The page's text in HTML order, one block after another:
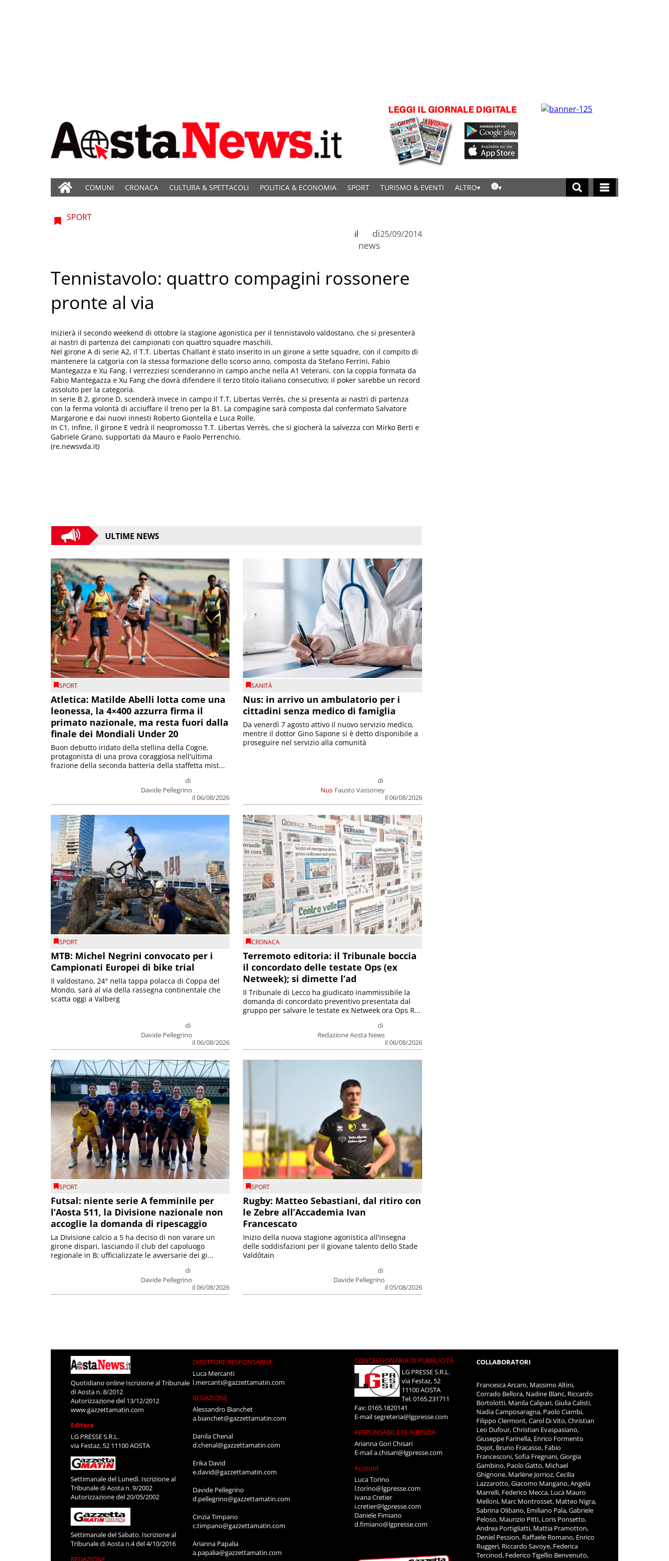
COMUNI CRONACA CULTURA & SPETTACOLI POLITICA & ECONOMIA SPORT TURISMO & EVENTI ALTRO
SPORT
di
news
il 25/09/2014
Tennistavolo: quattro compagini rossonere
pronte al via
Inizierà il secondo weekend di ottobre la stagione agonistica per il tennistavolo valdostano, che si presenterà
ai nastri di partenza dei campionati con quattro squadre maschili.
Nel girone A di serie A2, il T.T. Libertas Challant è stato inserito in un girone a sette squadre, con il compito di
mantenere la catgoria con la stessa formazione dello scorso anno, composta da Stefano Ferrini, Fabio
Mantegazza e Xu Fang. I verrezziesi scenderanno in campo anche nella A1 Veterani, con la coppia formata da
Fabio Mantegazza e Xu Fang che dovrà difendere il terzo titolo italiano consecutivo; il poker sarebbe un record
assoluto per la categoria.
In serie B 2, girone D, scenderà invece in campo il T.T. Libertas Verrès, che si presenta ai nastri di partenza
con la ferma volontà di acciuffare il treno per la B1. La compagine sarà composta dal confermato Salvatore
Margarone e dai nuovi innesti Roberto Giontella e Luca Rolle.
In C1, infine, il girone E vedrà il neopromosso T.T. Libertas Verrès, che si giocherà la salvezza con Mirko Berti e
Gabriele Grano, supportati da Mauro e Paolo Perrenchio.
(re.newsvda.it)
ULTIME NEWS
SPORT
Atletica: Matilde Abelli lotta come una
leonessa, la 4×400 azzurra firma il
primato nazionale, ma resta fuori dalla
finale dei Mondiali Under 20
di
Davide Pellegrino
il 06/08/2026
Buon debutto iridato della stellina della Cogne,
protagonista di una prova coraggiosa nell'ultima
frazione della seconda batteria della staffetta mist...
SANITÀ
Nus: in arrivo un ambulatorio per i
cittadini senza medico di famiglia
Nus
di
Fausto Vassoney
il 06/08/2026
Da venerdì 7 agosto attivo il nuovo servizio medico,
mentre il dottor Gino Sapone si è detto disponibile a
proseguire nel servizio alla comunità
SPORT
MTB: Michel Negrini convocato per i
Campionati Europei di bike trial
di
Davide Pellegrino
il 06/08/2026
Il valdostano, 24° nella tappa polacca di Coppa del
Mondo, sarà al via della rassegna continentale che
scatta oggi a Valberg
CRONACA
Terremoto editoria: il Tribunale boccia
il concordato delle testate Ops (ex
Netweek); si dimette l’ad
di
Redazione Aosta News
il 06/08/2026
Il Tribunale di Lecco ha giudicato inammissibile la
domanda di concordato preventivo presentata dal
gruppo per salvare le testate ex Netweek ora Ops R...
SPORT
Futsal: niente serie A femminile per
l’Aosta 511, la Divisione nazionale non
accoglie la domanda di ripescaggio
di
Davide Pellegrino
il 06/08/2026
La Divisione calcio a 5 ha deciso di non varare un
girone dispari, lasciando il club del capoluogo
regionale in B; ufficializzate le avversarie dei gi...
SPORT
Rugby: Matteo Sebastiani, dal ritiro con
le Zebre all’Accademia Ivan
Francescato
di
Davide Pellegrino
il 05/08/2026
Inizio della nuova stagione agonistica all'insegna
delle soddisfazioni per il giovane talento dello Stade
Valdôtain
Quotidiano online Iscrizione al Tribunale
di Aosta n. 8/2012
Autorizzazione del 13/12/2012
www.gazzettamatin.com
Editore
LG PRESSE S.R.L.
via Festaz, 52 11100 AOSTA
Settimanale del Lunedì. Iscrizione al
Tribunale di Aosta n. 9/2002
Autorizzazione del 20/05/2002
Settimanale del Sabato. Iscrizione al
Tribunale di Aosta n.4 del 4/10/2016
REDAZIONE
DIRETTORE RESPONSABILE
Luca Mercanti
l.mercanti@gazzettamatin.com
REDAZIONE
Alessandro Bianchet
a.bianchet@gazzettamatin.com
Danila Chenal
d.chenal@gazzettamatin.com
Erika David
e.david@gazzettamatin.com
Davide Pellegrino
d.pellegrino@gazzettamatin.com
Cinzia Timpano
c.timpano@gazzettamatin.com
Arianna Papalia
a.papalia@gazzettamatin.com
CONCESSIONARIA DI PUBBLICITÀ
LG PRESSE S.R.L.
via Festaz, 52
11100 AOSTA
Tel: 0165.231711
Fax: 0165.1820141
E-mailsegreteria@lgpresse.com
RESPONSABILE DI AGENZIA
Arianna Gori Chisari
E-maila.chisari@lgpresse.com
Account
Luca Torino
l.torino@lgpresse.com
Ivana Cretier
i.cretier@lgpresse.com
Daniele Fimiano
d.fimiano@lgpresse.com
COLLABORATORI
Francesca Arcaro, Massimo Altini,
Corrado Bellora, Nadine Blanc, Riccardo
Bortolotti, Manila Calipari, Giulia Calisti,
Nadia Camposaragna, Paolo Ciambi,
Filippo Clermont, Carol Di Vito, Christian
Leo Dufour, Christian Evaspasiano,
Giuseppe Farinella, Enrico Formento
Dojot, Bruno Fracasso, Fabio
Francesconi, Sofia Fregnani, Giorgia
Gambino, Paolo Gatto, Michael
Ghignone, Marlène Jorrioz, Cecilia
Lazzarotto, Giacomo Mangano, Angela
Marrelli, Federico Mecca, Luca Mauro
Melloni, Marc Montrosset, Matteo Nigra,
Sabrina Olibano, Emiliano Pala, Gabriele
Peloso, Maurizio Pitti, Loris Ponsetto,
Andrea Portigliatti, Mattia Pramotton,
Deniel Pession, Raffaele Romano, Enrico
Ruggeri, Riccardo Savoye, Federica
Tercinod, Federico Tigellio Benvenuto,